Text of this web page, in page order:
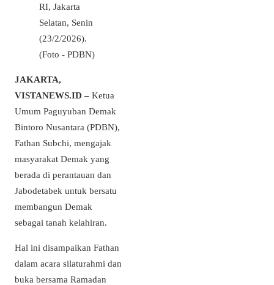
RI, Jakarta
Selatan, Senin
(23/2/2026).
(Foto - PDBN)
JAKARTA,
VISTANEWS.ID – Ketua
Umum Paguyuban Demak
Bintoro Nusantara (PDBN),
Fathan Subchi, mengajak
masyarakat Demak yang
berada di perantauan dan
Jabodetabek untuk bersatu
membangun Demak
sebagai tanah kelahiran.
Hal ini disampaikan Fathan
dalam acara silaturahmi dan
buka bersama Ramadan